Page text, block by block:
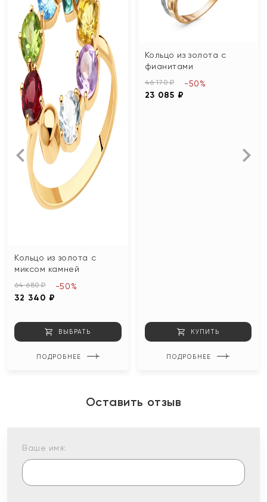
Кольцо из золота с
миксом камней
64 680 ₽
32 340 ₽
-50%
ВЫБРАТЬ
ПОДРОБНЕЕ
Кольцо из золота с
фианитами
46 170 ₽
23 085 ₽
-50%
КУПИТЬ
ПОДРОБНЕЕ
Оставить отзыв
Ваше имя: